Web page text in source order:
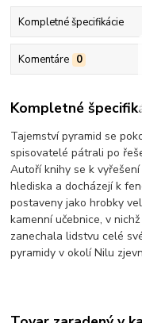
Kompletné špecifikácie
Komentáre 0
Kompletné
Tajemství pyramid se
spisovatelé pátrali po
Autoří knihy se k
hlediska a docházejí k
postaveny jako hrobky
kamenní učebnice, v
zanechala lidstvu celé
pyramidy v okolí Nilu